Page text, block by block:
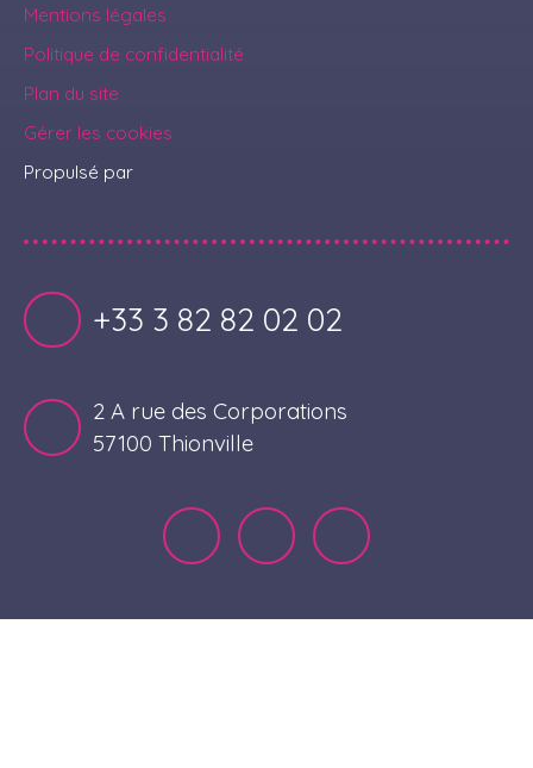
Mentions légales
Politique de confidentialité
Plan du site
Gérer les cookies
Propulsé par
+33 3 82 82 02 02
2 A rue des Corporations
57100 Thionville